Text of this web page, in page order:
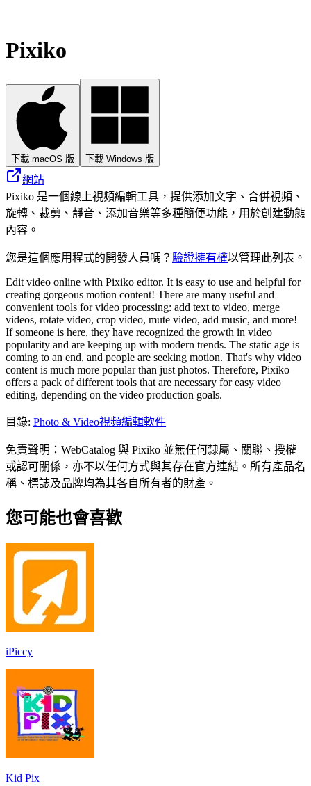
Pixiko
下載 macOS 版 下載 Windows 版
網站
Pixiko 是一個線上視頻編輯工具，提供添加文字、合併視頻、
旋轉、裁剪、靜音、添加音樂等多種簡便功能，用於創建動態
內容。
您是這個應用程式的開發人員嗎？ 驗證擁有權以管理此列表。
Edit video online with Pixiko editor. It is easy to use and helpful for
creating gorgeous motion content! There are many useful and
convenient tools for video processing: add text to video, merge
videos, rotate video, crop video, mute video, add music, and more!
If someone is here, they have recognized the growth in video
popularity and are keeping up with modern trends. The static age is
coming to an end, and people are seeking motion. That's why video
content is much more popular than just photos. Therefore, Pixiko
offers a pack of different tools that are necessary for easy video
editing, depending on the video production goals.
目錄: Photo & Video視頻編輯軟件
免責聲明：WebCatalog 與 Pixiko 並無任何隸屬、關聯、授權
或認可關係，亦不以任何方式與其存在官方連結。所有產品名
稱、標誌及品牌均為其各自所有者的財產。
您可能也會喜歡
iPiccy
Kid Pix